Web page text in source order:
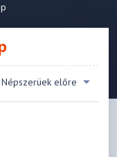
Népszerüek előre